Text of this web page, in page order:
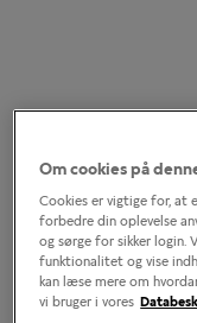
Om cookies på
Cookies er vigtige for, at
forbedre din oplevelse
og sørge for sikker
funktionalitet og vise
kan læse mere om
vi bruger i vores